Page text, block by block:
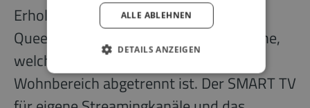
Erholsamen Schlaf garantiert das
Queensize-Bett mit weicher Bettwäsche,
welches durch eine Wand vom
Wohnbereich abgetrennt ist. Der SMART TV
ALLE ABLEHNEN
DETAILS ANZEIGEN